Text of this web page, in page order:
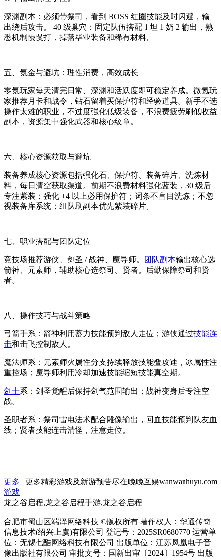
深渊副本：必须带祭司，看到 BOSS 红圈技能及时闪避，输
出绕后攻击。 40 级巢穴：固定队伍搭配 1 坦 1 奶 2 输出，熟
悉机制慢慢打，掉落毕业装备和稀有材料。
五、氪金与避坑：理性消费，高效成长
零氪玩家每天清完日常、深渊和活跃度即可稳定养成。微氪玩
家推荐月卡和战令，钻石留着买保护符和经验道具。新手不选
操作太难的职业，不过度强化低级装备，不浪费疲劳刷低收益
副本，资源集中强化武器和核心纹章。
六、核心资源获取与避坑
装备养成核心资源包括强化石、保护符、装备碎片、洗炼材
料，每日清空获取渠道。前期不浪费材料强化蓝装，30 级后
专注紫装；强化 +4 以上必用保护符；词条不盲目洗炼；不忽
视装备库系统；组队刷副本优先紫装碎片。
七、职业搭配与团队定位
竞技场推荐游侠、剑圣 / 战神、魔导师。 团队副本输出核心选
箭神、元素师，辅助核心选祭司、贤者。后勤保障祭司和贤
者。
八、操作技巧与战斗策略
弓箭手系：箭神利用蓄力技能预判敌人走位；游侠通过技能连
击和击飞控制敌人。
魔法师系：元素师火属性分支持续释放技能叠攻速，冰属性注
重控场；魔导师利用冷却加速技能缩短技能真空期。
剑士系：剑圣觉醒后保持剑气范围输出；战神变身后专注空
战。
圣职者系：祭司雷电法术配合雕像输出，回血技能预判队友血
线；贤者技能连击清怪，注意走位。
更多精彩游戏及新游预告尽在晚晚互娱wanwanhuyu.com
更多
游戏
龙之谷启程,龙之谷启程手游,龙之谷启程
合肥市蜀山区端泽网络科技 ©版权所有 著作权人：华通传奇
信息技术(绍兴上虞)有限公司 登记号：2025SR0680770 运营单
位：无锡七酷网络科技有限公司 出版单位：江苏凤凰电子音
像出版社有限公司 审批文号：国新出审〔2024〕1954号 出版